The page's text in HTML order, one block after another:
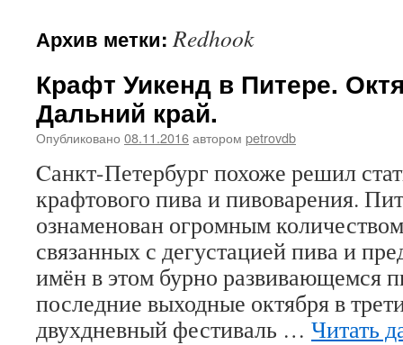
Архив метки:Redhook
Крафт Уикенд в Питере.
Дальний край.
Опубликовано 08.11.2016автором petrovdb
Cанкт-Петербург похоже решил
крафтового пива и пивоварения.
ознаменован огромным
связанных с дегустацией пива и
имён в этом бурно развивающемся
последние выходные октября в
двухдневный фестиваль … Читать